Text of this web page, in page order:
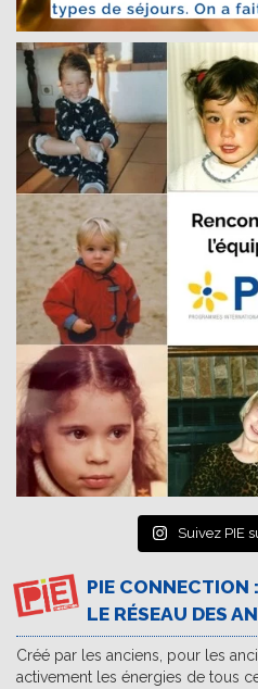
Suivez PIE
PIE CONNECTION :
LE RÉSEAU DES
Créé par les anciens, pour les
activement les énergies de tous